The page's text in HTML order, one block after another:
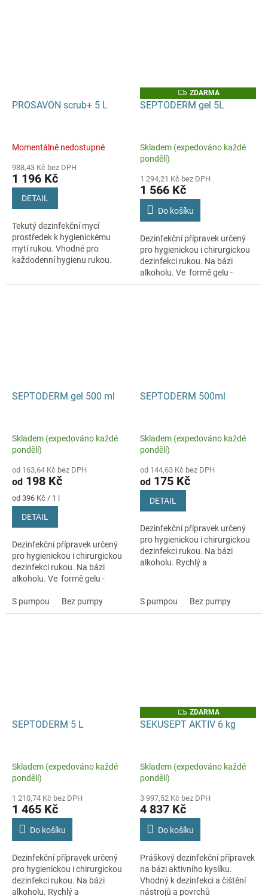
PROSAVON scrub+ 5 L
Momentálně nedostupné
988,43 Kč bez DPH
1 196 Kč
DETAIL
Tekutý dezinfekční mycí
prostředek k hygienickému
mytí rukou. Vhodné pro
každodenní hygienu rukou.
těla.
Z
D
A
ZDARMA
SEPTODERM gel 5L
Skladem (expedováno každé
pondělí)
1 294,21 Kč bez DPH
1 566 Kč
Do košíku
Dezinfekční přípravek určený
pro hygienickou i chirurgickou
dezinfekci rukou. Na bázi
alkoholu. Ve formě gelu -
nestéká.
SEPTODERM gel 500 ml
Skladem (expedováno každé
pondělí)
od 163,64 Kč bez DPH
od 198 Kč
Měrná
cena:
od 396 Kč / 1 l
DETAIL
Dezinfekční přípravek určený
pro hygienickou i chirurgickou
dezinfekci rukou. Na bázi
alkoholu. Ve formě gelu -
S pumpou
Bez pumpy
SEPTODERM 500ml
Skladem (expedováno každé
pondělí)
od 144,63 Kč bez DPH
od 175 Kč
DETAIL
Dezinfekční přípravek určený
pro hygienickou i chirurgickou
dezinfekci rukou. Na bázi
alkoholu. Rychlý a
S pumpou Bez pumpy
SEPTODERM 5 L
Skladem (expedováno každé
pondělí)
1 210,74 Kč bez DPH
1 465 Kč
Do košíku
Dezinfekční přípravek určený
pro hygienickou i chirurgickou
dezinfekci rukou. Na bázi
alkoholu. Rychlý a
Z
D
A
ZDARMA
SEKUSEPT AKTIV 6 kg
Skladem (expedováno každé
pondělí)
3 997,52 Kč bez DPH
4 837 Kč
Do košíku
Práškový dezinfekční přípravek
na bázi aktivního kyslíku.
Vhodný k dezinfekci a čištění
nástrojů a povrchů